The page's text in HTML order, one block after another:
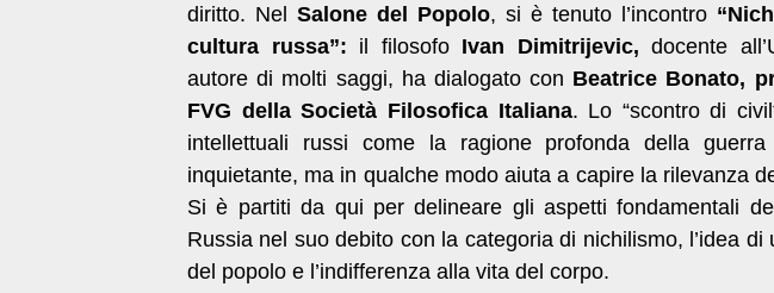
diritto. Nel Salone del Popolo, si è tenuto l’incontro
cultura russa”: il filosofoIvan Dimitrijevic, docente
autore di molti saggi, ha dialogato con Beatrice Bonato,
FVG della Società Filosofica Italiana. Lo “scontro di
intellettuali russi come la ragione profonda della guerra
inquietante, ma in qualche modo aiuta a capire la rilevanza
Si è partiti da qui per delineare gli aspetti fondamentali
Russia nel suo debito con la categoria di nichilismo, l’idea
del popolo e l’indifferenza alla vita del corpo.